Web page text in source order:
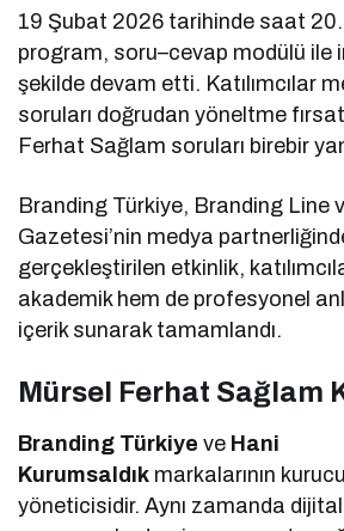
19 Şubat 2026 tarihinde saat
program, soru–cevap modülü ile
şekilde devam etti. Katılımcılar
soruları doğrudan yöneltme
Ferhat Sağlam soruları birebir
Branding Türkiye, Branding Line
Gazetesi’nin medya
gerçekleştirilen etkinlik,
akademik hem de profesyonel
içerik sunarak tamamlandı.
Mürsel Ferhat Sağlam
Branding Türkiye ve Hani
Kurumsaldık markalarının
yöneticisidir. Aynı zamanda